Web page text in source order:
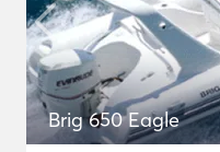
Brig 650 Eagle